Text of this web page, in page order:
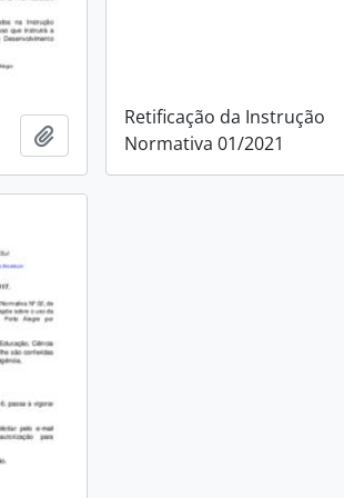
Retificação da Instrução
Normativa 01/2021
Add to clipboard